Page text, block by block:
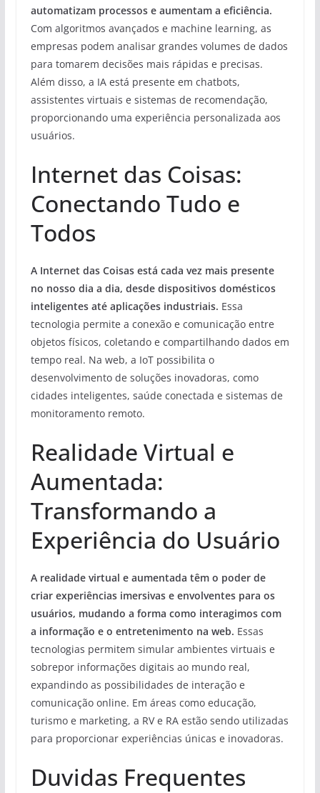
automatizam processos e aumentam a eficiência.
Com algoritmos avançados e machine learning, as
empresas podem analisar grandes volumes de dados
para tomarem decisões mais rápidas e precisas.
Além disso, a IA está presente em chatbots,
assistentes virtuais e sistemas de recomendação,
proporcionando uma experiência personalizada aos
usuários.
Internet das Coisas:
Conectando Tudo e
Todos
A Internet das Coisas está cada vez mais presente
no nosso dia a dia, desde dispositivos domésticos
inteligentes até aplicações industriais. Essa
tecnologia permite a conexão e comunicação entre
objetos físicos, coletando e compartilhando dados em
tempo real. Na web, a IoT possibilita o
desenvolvimento de soluções inovadoras, como
cidades inteligentes, saúde conectada e sistemas de
monitoramento remoto.
Realidade Virtual e
Aumentada:
Transformando a
Experiência do Usuário
A realidade virtual e aumentada têm o poder de
criar experiências imersivas e envolventes para os
usuários, mudando a forma como interagimos com
a informação e o entretenimento na web. Essas
tecnologias permitem simular ambientes virtuais e
sobrepor informações digitais ao mundo real,
expandindo as possibilidades de interação e
comunicação online. Em áreas como educação,
turismo e marketing, a RV e RA estão sendo utilizadas
para proporcionar experiências únicas e inovadoras.
Duvidas Frequentes